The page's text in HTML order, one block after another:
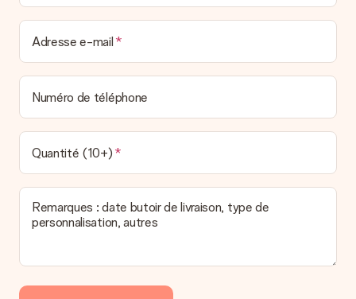
La facture est-elle envoyée avec le cadeau ?
Nous n’envoyons pas de facture avec le cadeau. Nous vous
l’envoyons par e-mail avec la confirmation de commande. Vous
pouvez de même retrouver votre facture dans votre espace
un véritable effet surprise !
Adresse e-mail
Numéro de téléphone
Quantité (10+)
Remarques : date butoir de livraison, type de
personnalisation, autres